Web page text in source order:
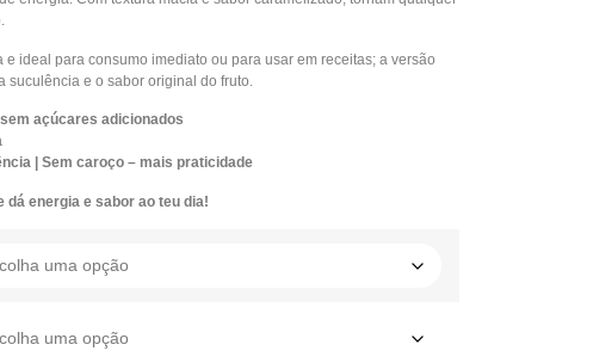
e ideal para consumo imediato ou para usar em receitas; a versão
suculência e o sabor original do fruto.
açúcares adicionados
| Sem caroço – mais praticidade
dá energia e sabor ao teu dia!